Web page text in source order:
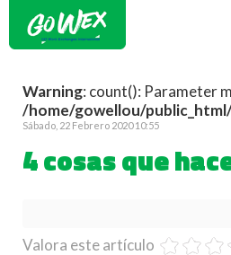
Warning: count(): Parameter
/home/gowellou/
Sábado, 22 Febrero 2020 10:55
4 cosas que
Valora este artículo